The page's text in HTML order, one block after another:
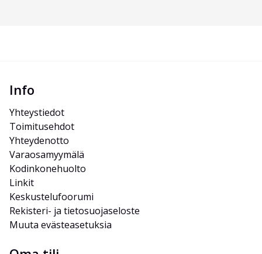
Info
Yhteystiedot
Toimitusehdot
Yhteydenotto
Varaosamyymälä
Kodinkonehuolto
Linkit
Keskustelufoorumi
Rekisteri- ja tietosuojaseloste
Muuta evästeasetuksia